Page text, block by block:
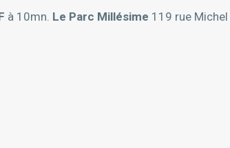
à 10mn. Le Parc Millésime 119 rue